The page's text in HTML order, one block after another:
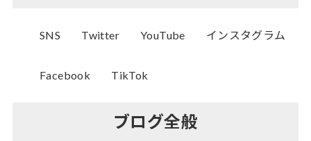
SNS Twitter YouTube インスタグラム
Facebook TikTok
ブログ全般